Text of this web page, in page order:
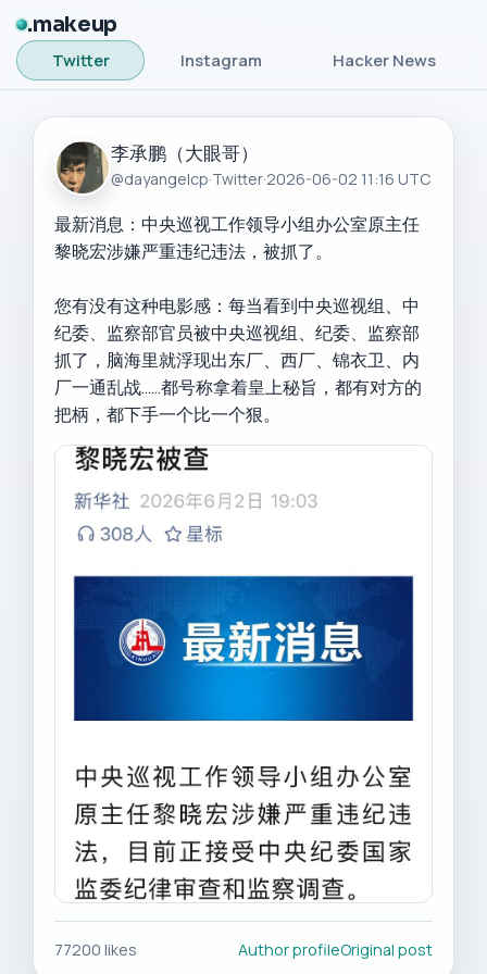
makeup
Twitter Instagram Hacker News
李承鹏（大眼哥）
@dayangelcp·Twitter·2026-06-02 11:16 UTC
最新消息：中央巡视工作领导小组办公室原主任
黎晓宏涉嫌严重违纪违法，被抓了。
您有没有这种电影感：每当看到中央巡视组、中
纪委、监察部官员被中央巡视组、纪委、监察部
抓了，脑海里就浮现出东厂、西厂、锦衣卫、内
厂一通乱战……都号称拿着皇上秘旨，都有对方的
把柄，都下手一个比一个狠。
77200 likes Author profileOriginal post